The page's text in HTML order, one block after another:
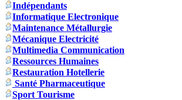
Indépendants
Informatique Electronique
Maintenance Métallurgie
Mécanique Electricité
Multimedia Communication
Ressources Humaines
Restauration Hotellerie
Santé Pharmaceutique
Sport Tourisme